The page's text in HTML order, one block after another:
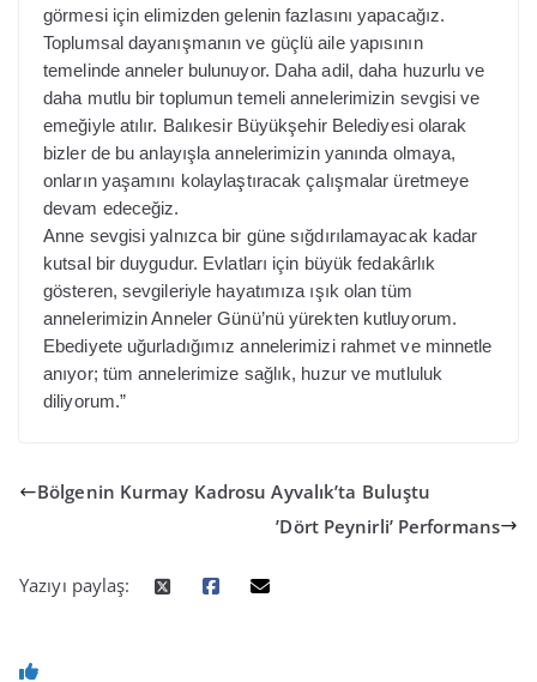
görmesi için elimizden gelenin fazlasını yapacağız.
Toplumsal dayanışmanın ve güçlü aile yapısının
temelinde anneler bulunuyor. Daha adil, daha huzurlu ve
daha mutlu bir toplumun temeli annelerimizin sevgisi ve
emeğiyle atılır. Balıkesir Büyükşehir Belediyesi olarak
bizler de bu anlayışla annelerimizin yanında olmaya,
onların yaşamını kolaylaştıracak çalışmalar üretmeye
devam edeceğiz.
Anne sevgisi yalnızca bir güne sığdırılamayacak kadar
kutsal bir duygudur. Evlatları için büyük fedakârlık
gösteren, sevgileriyle hayatımıza ışık olan tüm
annelerimizin Anneler Günü’nü yürekten kutluyorum.
Ebediyete uğurladığımız annelerimizi rahmet ve minnetle
anıyor; tüm annelerimize sağlık, huzur ve mutluluk
diliyorum.”
Bölgenin Kurmay Kadrosu Ayvalık’ta Buluştu
’Dört Peynirli’ Performans
Yazıyı paylaş: